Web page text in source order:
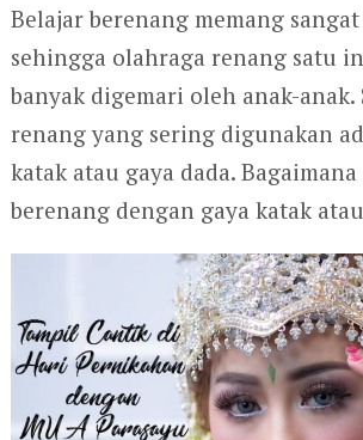
Belajar berenang memang
sehingga olahraga renang satu
banyak digemari oleh anak-anak.
renang yang sering digunakan
katak atau gaya dada. Bagaimana
berenang dengan gaya katak